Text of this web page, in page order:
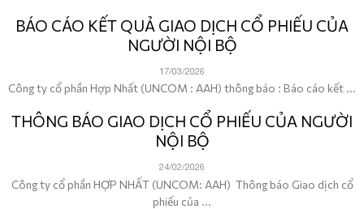
BÁO CÁO KẾT QUẢ GIAO DỊCH CỔ PHIẾU CỦA
NGƯỜI NỘI BỘ
17/03/2026
Công ty cổ phần Hợp Nhất (UNCOM : AAH) thông báo : Báo cáo kết ...
THÔNG BÁO GIAO DỊCH CỔ PHIẾU CỦA NGƯỜI
NỘI BỘ
24/02/2026
Công ty cổ phần HỢP NHẤT (UNCOM: AAH) Thông báo Giao dịch cổ
phiếu của ...